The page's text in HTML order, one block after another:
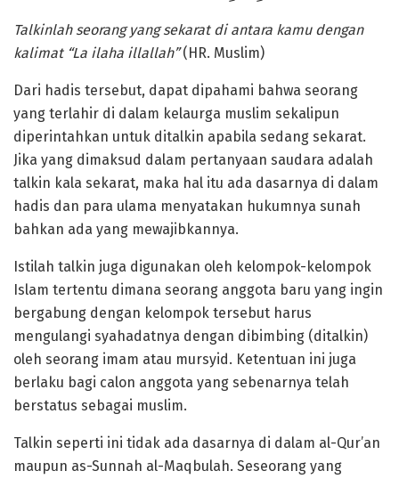
Talkinlah seorang yang sekarat di antara kamu dengan
kalimat “La ilaha illallah”(HR. Muslim)
Dari hadis tersebut, dapat dipahami bahwa seorang
yang terlahir di dalam kelaurga muslim sekalipun
diperintahkan untuk ditalkin apabila sedang sekarat.
Jika yang dimaksud dalam pertanyaan saudara adalah
talkin kala sekarat, maka hal itu ada dasarnya di dalam
hadis dan para ulama menyatakan hukumnya sunah
bahkan ada yang mewajibkannya.
Istilah talkin juga digunakan oleh kelompok-kelompok
Islam tertentu dimana seorang anggota baru yang ingin
bergabung dengan kelompok tersebut harus
mengulangi syahadatnya dengan dibimbing (ditalkin)
oleh seorang imam atau mursyid. Ketentuan ini juga
berlaku bagi calon anggota yang sebenarnya telah
berstatus sebagai muslim.
Talkin seperti ini tidak ada dasarnya di dalam al-Qur’an
maupun as-Sunnah al-Maqbulah. Seseorang yang